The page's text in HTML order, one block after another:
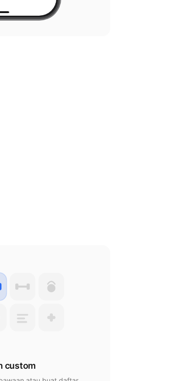
custom